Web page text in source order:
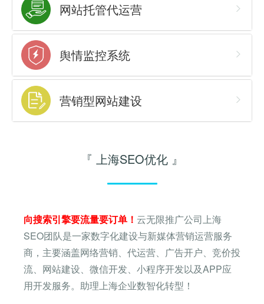
网站托管代运营
舆情监控系统
营销型网站建设
『 上海SEO优化 』
向搜索引擎要流量要订单！ 云无限推广公司上海
SEO团队是一家数字化建设与新媒体营销运营服务
商，主要涵盖网络营销、代运营、广告开户、竞价投
流、网站建设、微信开发、小程序开发以及APP应
用开发服务。助理上海企业数智化转型！